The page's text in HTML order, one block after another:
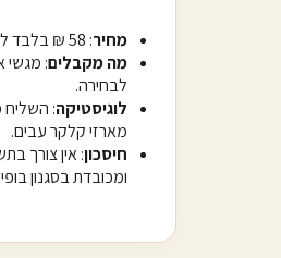
מחיר: 58 ₪ בלבד למנה.
מה מקבלים
לבחירה.
לוגיסטיקה: השליח
מארזי קלקר עבים.
חיסכון: אין צורך
ומכובדת בסגנון